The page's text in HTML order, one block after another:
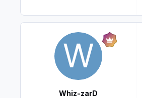
Whiz-zarD